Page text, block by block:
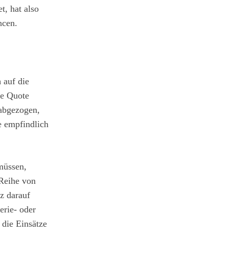
hat also
auf die
Quote
empfindlich
von
darauf
oder
Einsätze